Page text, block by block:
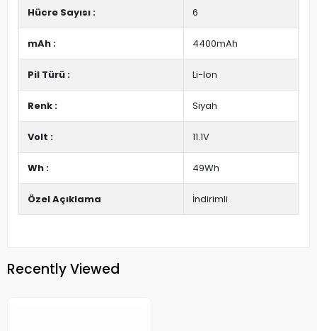
Hücre Sayısı : 6
mAh : 4400mAh
Pil Türü : Li-Ion
Renk : Siyah
Volt : 11.1V
Wh : 49Wh
Özel Açıklama İndirimli
Recently Viewed